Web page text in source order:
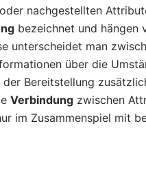
nachgestellten
bezeichnet und hängen
unterscheidet man
über die
Bereitstellung
Verbindung zwischen
im Zusammenspiel mit